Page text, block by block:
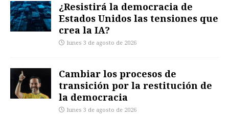
¿Resistirá la democracia de
Estados Unidos las tensiones que
crea la IA?
lunes 3 de agosto de 2026
Cambiar los procesos de
transición por la restitución de
la democracia
lunes 3 de agosto de 2026